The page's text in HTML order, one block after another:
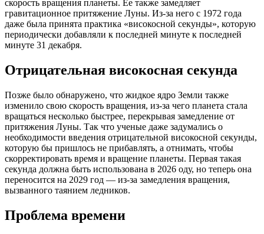
скорость вращения планеты. Ее также замедляет
гравитационное притяжение Луны. Из-за него с 1972 года
даже была принята практика «високосной секунды», которую
периодически добавляли к последней минуте к последней
минуте 31 декабря.
Отрицательная високосная секунда
Позже было обнаружено, что жидкое ядро Земли также
изменило свою скорость вращения, из-за чего планета стала
вращаться несколько быстрее, перекрывая замедление от
притяжения Луны. Так что ученые даже задумались о
необходимости введения отрицательной високосной секунды,
которую бы пришлось не прибавлять, а отнимать, чтобы
скорректировать время и вращение планеты. Первая такая
секунда должна быть использована в 2026 оду, но теперь она
переносится на 2029 год — из-за замедления вращения,
вызванного таянием ледников.
Проблема времени